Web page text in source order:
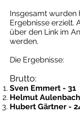
Insgesamt wurden
Ergebnisse erzielt.
über den Link im
werden.
Die Ergebnisse:
Brutto:
Sven Emmert - 31
Helmut
Hubert Gärtner -